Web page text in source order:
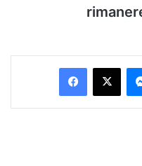
Facebook
X